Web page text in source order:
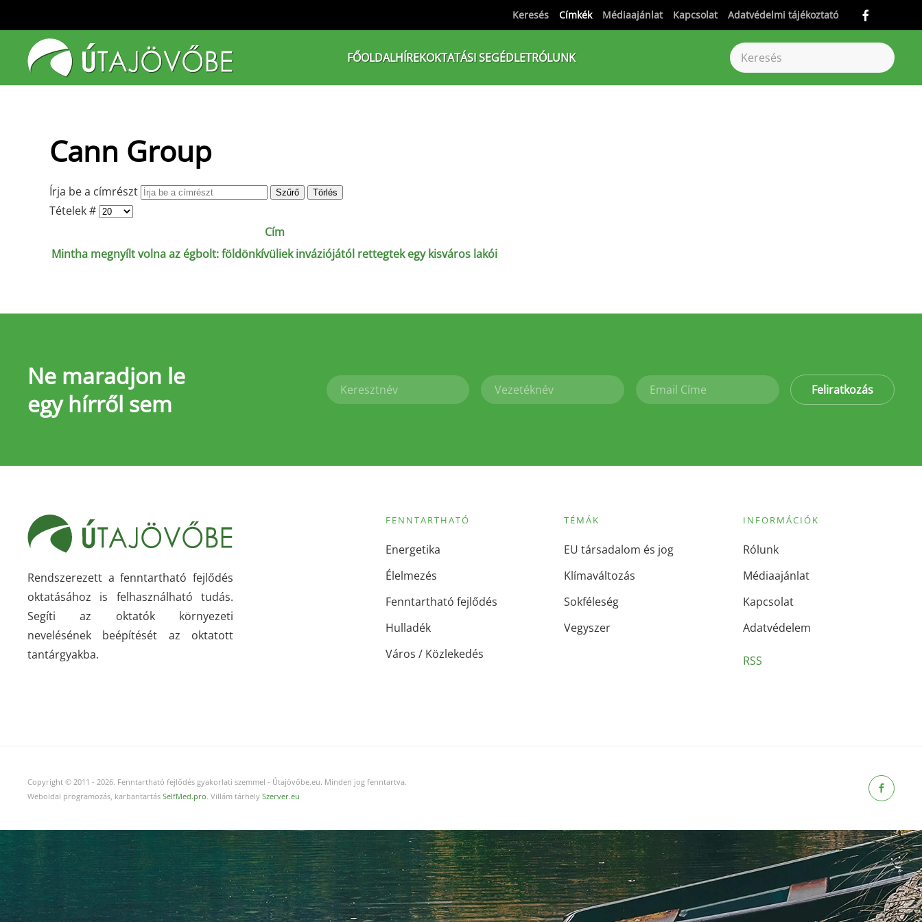
Fő tartalom átugrása
Keresés Címkék Médiaajánlat Kapcsolat Adatvédelmi tájékoztató
FŐOLDALHÍREKOKTATÁSI SEGÉDLETRÓLUNK
Cann Group
Írja be a címrészt Szűrő Törlés
Tételek #
Cím
Mintha megnyílt volna az égbolt: földönkívüliek inváziójától rettegtek egy kisváros lakói
Ne maradjon le
egy hírről sem
Feliratkozás
Rendszerezett a fenntartható fejlődés
oktatásához is felhasználható tudás.
Segíti az oktatók környezeti
nevelésének beépítését az oktatott
tantárgyakba.
FENNTARTHATÓ
Energetika
Élelmezés
Fenntartható fejlődés
Hulladék
Város / Közlekedés
TÉMÁK
EU társadalom és jog
Klímaváltozás
Sokféleség
Vegyszer
INFORMÁCIÓK
Rólunk
Médiaajánlat
Kapcsolat
Adatvédelem
RSS
Copyright © 2011 - 2026. Fenntartható fejlődés gyakorlati szemmel - Útajövőbe.eu. Minden jog fenntartva.
Weboldal programozás, karbantartás SelfMed.pro. Villám tárhely Szerver.eu